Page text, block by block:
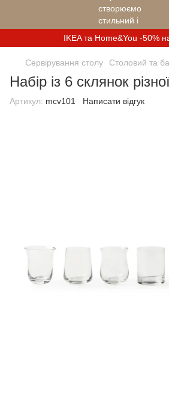
IKEA та Home&You -50%
Сервірування столу Столовий та
Набір із 6 склянок
Артикул: mcv101 Написати відгук